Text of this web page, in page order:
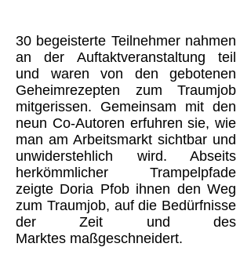
30 begeisterte Teilnehmer nahmen
an der Auftaktveranstaltung teil
und waren von den gebotenen
Geheimrezepten zum Traumjob
mitgerissen. Gemeinsam mit den
neun Co-Autoren erfuhren sie, wie
man am Arbeitsmarkt sichtbar und
unwiderstehlich wird. Abseits
herkömmlicher Trampelpfade
zeigte Doria Pfob ihnen den Weg
zum Traumjob, auf die Bedürfnisse
der Zeit und des
Marktes maßgeschneidert.